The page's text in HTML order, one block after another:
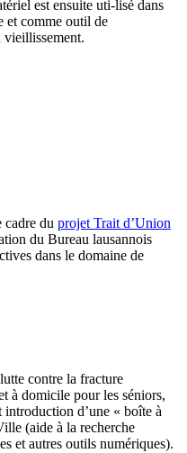
est ensuite uti-lisé dans
et comme outil de
vieillissement.
cadre du projet Trait d’Union
du Bureau lausannois
dans le domaine de
contre la fracture
à domicile pour les séniors,
introduction d’une « boîte à
(aide à la recherche
et autres outils numériques).